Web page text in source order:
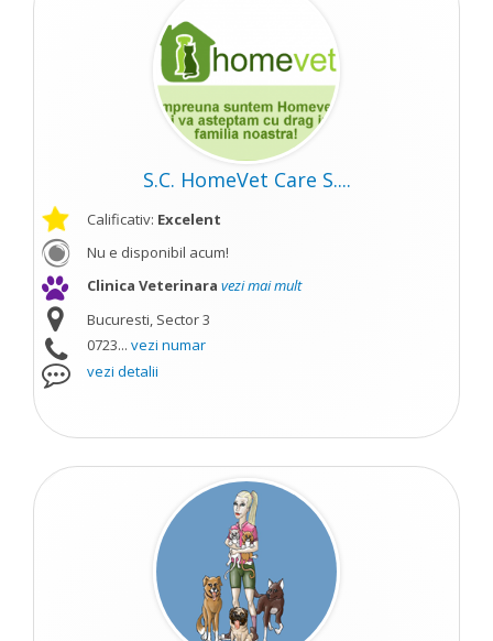
S.C. HomeVet Care S....
Calificativ: Excelent
Nu e disponibil acum!
Clinica Veterinara vezi mai mult
Bucuresti, Sector 3
0723... vezi numar
vezi detalii